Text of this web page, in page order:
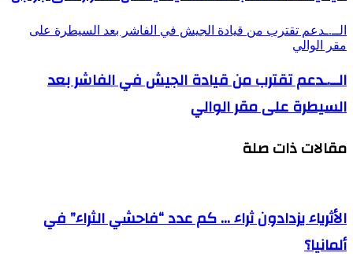
الــ.ـدعم تقترب من قيادة الجيش في الفاشر بعد السيطرة على
مقر الوالي
الــ.ـدعم تقترب من قيادة الجيش في الفاشر بعد
السيطرة على مقر الوالي
مقالات ذات صلة
الأثرياء يزدادون ثراء … كم عدد “فاحشي الثراء” في
ألمانيا؟